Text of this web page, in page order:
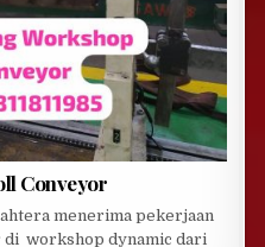
Conveyor
menerima pekerjaan
di workshop dynamic dari